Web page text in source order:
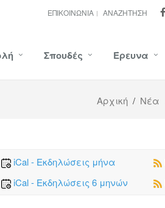
ΕΠΙΚΟΙΝΩΝΊΑ ΑΝΑΖΉΤΗΣΗ
Σπουδές Έρευνα
Αρχική / Νέα
iCal - Εκδηλώσεις μήνα
iCal - Εκδηλώσεις 6 μηνών